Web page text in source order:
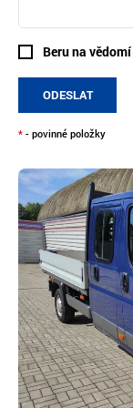
Beru na vědomí
ODESLAT
* - povinné položky